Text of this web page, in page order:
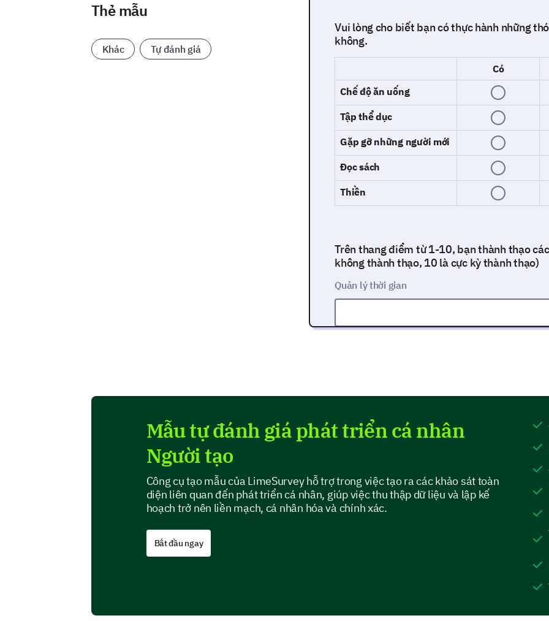
Thẻ mẫu
Khác Tự đánh giá
Vui lòng cho biết bạn có thực hành những
không.
Có
Chế độ ăn uống
Tập thể dục
Gặp gỡ những người mới
Đọc sách
Thiền
Trên thang điểm từ 1-10, bạn thành thạo
không thành thạo, 10 là cực kỳ thành thạo)
Quản lý thời gian
Các lĩnh vực cần cải thiện và mục tiêu
Mẫu tự đánh giá phát triển cá nhân
Người tạo
Công cụ tạo mẫu của LimeSurvey hỗ trợ trong việc tạo ra các khảo sát toàn
diện liên quan đến phát triển cá nhân, giúp việc thu thập dữ liệu và lập kế
hoạch trở nên liền mạch, cá nhân hóa và chính xác.
Bắt đầu ngay